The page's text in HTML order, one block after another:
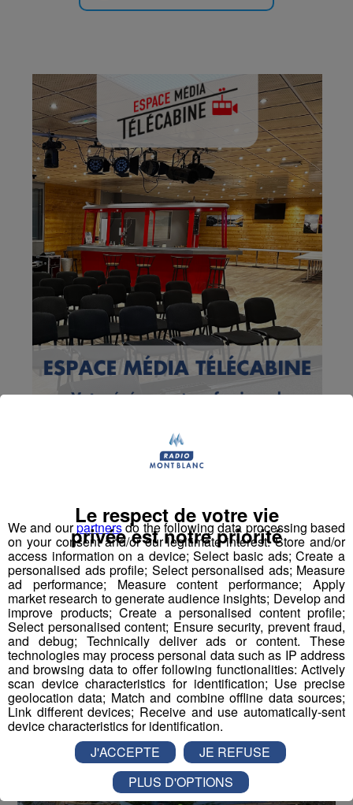
Gilets jaunes : les manifestants
restent mobilisés malgré les
concessions d'Emmanuel Macron
Publié par La rédaction Montblanclive- 12 décembre 2018 à
10h37-Mis à jour le 12 décembre 2018 à 10h47
Radio Mont Blanc
Actus
Société
We and ourpartnersdo the following data processing based
on your consent and/or our legitimate interest: Store and/or
access information on a device; Select basic ads; Create a
personalised ads profile; Select personalised ads; Measure
ad performance; Measure content performance; Apply
market research to generate audience insights; Develop and
improve products; Create a personalised content profile;
Select personalised content; Ensure security, prevent fraud,
and debug; Technically deliver ads or content. These
technologies may process personal data such as IP address
and browsing data to offer following functionalities: Actively
scan device characteristics for identification; Use precise
geolocation data; Match and combine offline data sources;
Link different devices; Receive and use automatically-sent
device characteristics for identification.
Le respect de votre vie
privée est notre priorité
J'ACCEPTE
JE REFUSE
PLUS D'OPTIONS